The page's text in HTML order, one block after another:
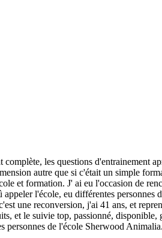
les questions d'entrainement
autre que si c'était un simple
et formation. J' ai eu l'occasion de
l'école, eu différentes
une reconversion, j'ai 41 ans, et
et le suivie top, passionné,
personnes de l'école Sherwood Animalia.